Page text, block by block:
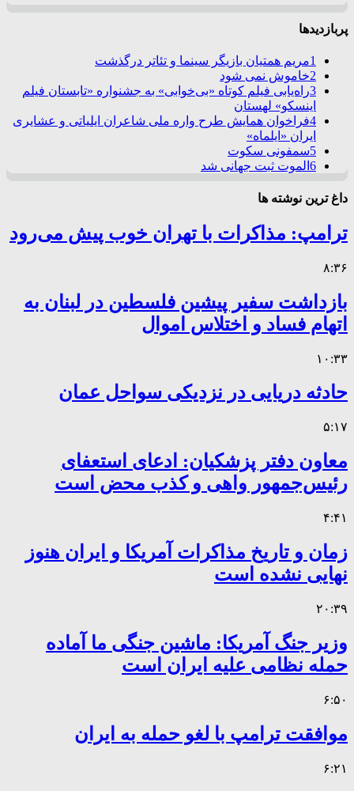
پربازدیدها
1مریم همتیان بازیگر سینما و تئاتر درگذشت
2خاموش نمی شود
3راه‌یابی فیلم کوتاه «بی‌خوابی» به جشنواره «تابستان فیلم
اینسکو» لهستان
4فراخوان همایش طرح واره ملی شاعران ایلیاتی و عشایری
ایران «ایلماه»
5سمفونی سکوت
6 الموت ثبت جهانی شد
داغ ترین نوشته ها
ترامپ: مذاکرات با تهران خوب پیش می‌رود
۸:۳۶
بازداشت سفیر پیشین فلسطین در لبنان به
اتهام فساد و اختلاس اموال
۱۰:۳۳
حادثه دریایی در نزدیکی سواحل عمان
۵:۱۷
معاون دفتر پزشکیان: ادعای استعفای
رئیس‌جمهور واهی و کذب محض است
۴:۴۱
زمان و تاریخ مذاکرات آمریکا و ایران هنوز
نهایی نشده است
۲۰:۳۹
وزیر جنگ آمریکا: ماشین جنگی ما آماده
حمله نظامی علیه ایران است
۶:۵۰
موافقت ترامپ با لغو حمله به ایران
۶:۲۱